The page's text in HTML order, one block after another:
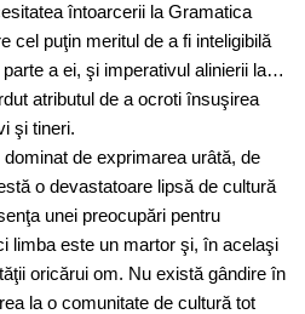
întoarcerii la Gramatica
cel puţin meritul de a fi inteligibilă
a ei, şi imperativul alinierii la…
atributul de a ocroti însuşirea
şi tineri.
de exprimarea urâtă, de
o devastatoare lipsă de cultură
unei preocupări pentru
limba este un martor şi, în acelaşi
oricărui om. Nu există gândire în
la o comunitate de cultură tot